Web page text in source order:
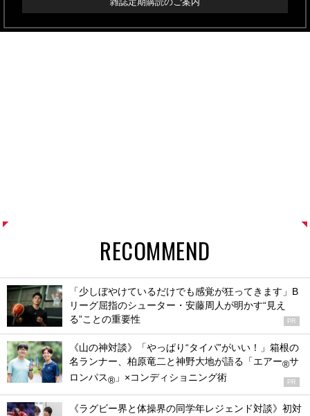
RECOMMEND
「少しぼやけているだけでも感覚が狂ってきます」B
リーグ屈指のシューター・安藤周人が明かす“見え
る”ことの重要性
PR
《山の神対談》「やっぱり“タイパ”がいい！」箱根の
名ランナー、柏原竜二と神野大地が語る「エアー®サ
ロンパス® 」×コンディショニング術 PR
《ラグビー界と体操界の同学年レジェンド対談》初対